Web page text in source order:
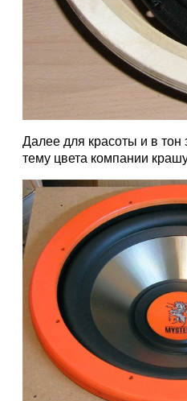
Далее для красоты и в тон
тему цвета компании